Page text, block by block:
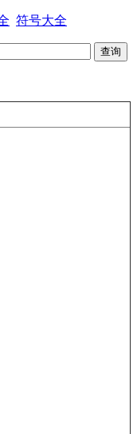
符号大全